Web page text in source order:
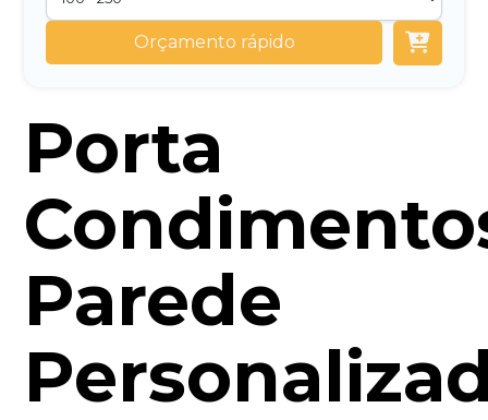
Orçamento rápido
Porta
Parede